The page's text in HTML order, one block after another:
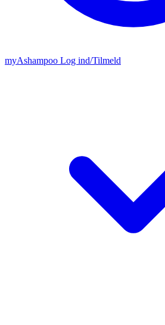
myAshampoo Log ind/Tilmeld